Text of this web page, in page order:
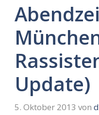
Update)
5. Oktober 2013 von